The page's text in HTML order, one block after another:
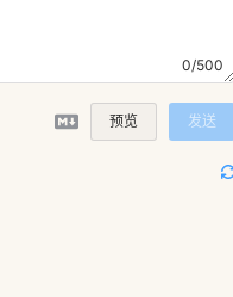
0/500
预览 发送